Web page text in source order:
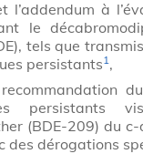
l’addendum à
le
tels que
persistants1 ,
du
persistants
(BDE-209) du c-
des dérogations